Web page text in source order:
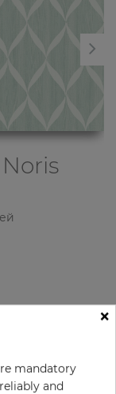
Noris
м
×
mandatory
and